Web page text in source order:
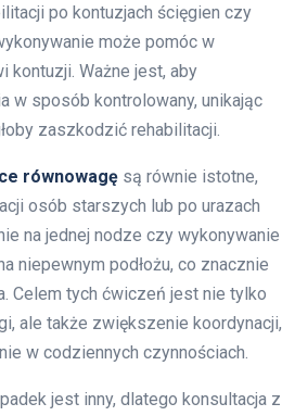
po kontuzjach ścięgien czy
może pomóc w
kontuzji. Ważne jest, aby
w sposób kontrolowany, unikając
zaszkodzić rehabilitacji.
równowagę są równie istotne,
osób starszych lub po urazach
na jednej nodze czy wykonywanie
niepewnym podłożu, co znacznie
Celem tych ćwiczeń jest nie tylko
ale także zwiększenie koordynacji,
w codziennych czynnościach.
jest inny, dlatego konsultacja z